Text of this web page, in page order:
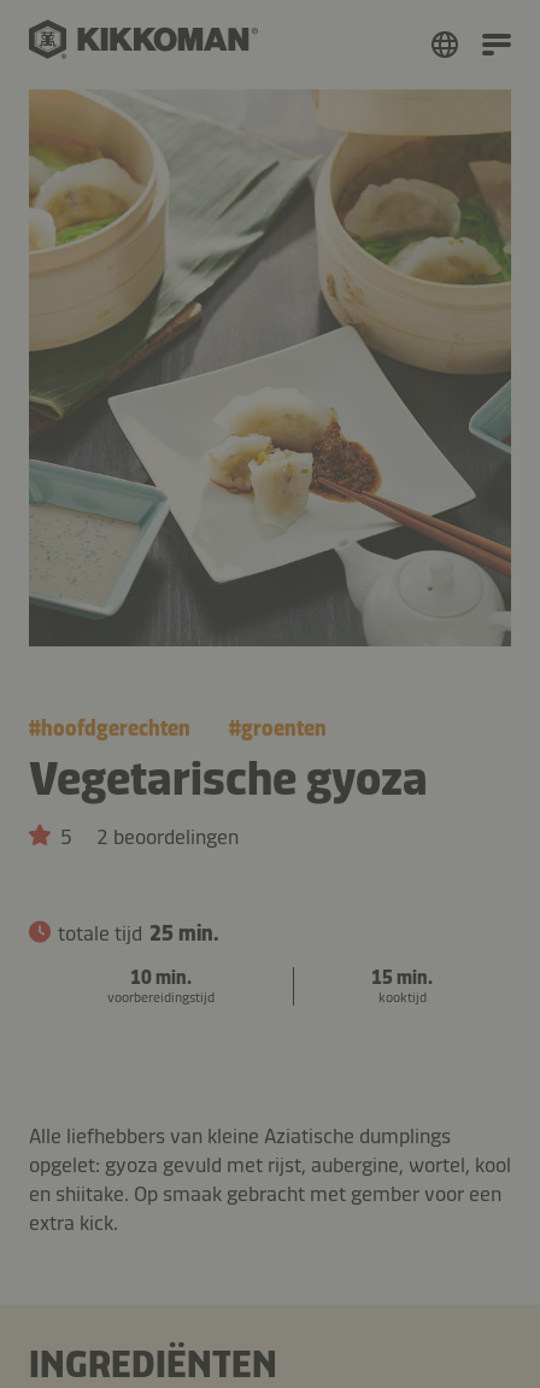
#hoofdgerechten #groenten
Vegetarische gyoza
5 2 beoordelingen
totale tijd 25 min.
10 min.
voorbereidingstijd
15 min.
kooktijd
Alle liefhebbers van kleine Aziatische dumplings
opgelet: gyoza gevuld met rijst, aubergine, wortel, kool
en shiitake. Op smaak gebracht met gember voor een
extra kick.
INGREDIËNTEN